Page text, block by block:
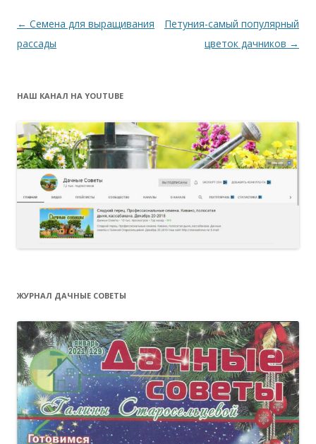
Навигация
по
← Семена для выращивания
рассады
Петуния-самый популярный
цветок дачников →
НАШ КАНАЛ НА YOUTUBE
ЖУРНАЛ ДАЧНЫЕ СОВЕТЫ